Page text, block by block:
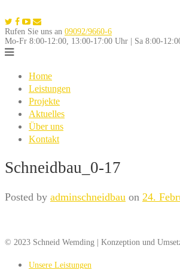
to
content
Rufen Sie uns an 09092/9660-6
Mo-Fr 8:00-12:00, 13:00-17:00 Uhr | Sa 8:00-
Home
Leistungen
Projekte
Aktuelles
Über uns
Kontakt
Schneidbau_0-17
Posted by adminschneidbau on 24.
© 2023 Schneid Wemding | Konzeption und
Unsere Leistungen